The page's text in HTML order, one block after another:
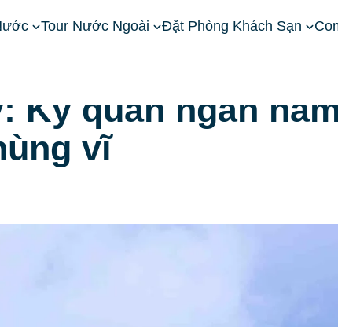
Tour Nước Ngoài Đặt Phòng Khách Sạn
Kỳ quan ngàn
vĩ